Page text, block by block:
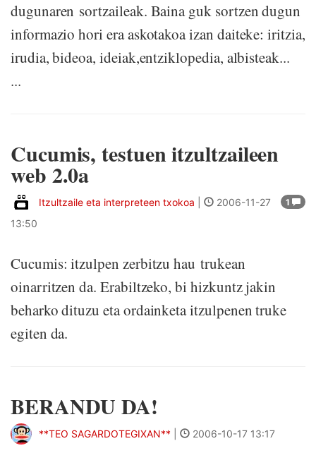
dugunaren sortzaileak. Baina guk sortzen dugun
informazio hori era askotakoa izan daiteke: iritzia,
irudia, bideoa, ideiak,entziklopedia, albisteak...
...
Cucumis, testuen itzultzaileen
web 2.0a
1
Itzultzaile eta interpreteen txokoa
2006-11-27
13:50
Cucumis: itzulpen zerbitzu hau trukean
oinarritzen da. Erabiltzeko, bi hizkuntz jakin
beharko dituzu eta ordainketa itzulpenen truke
egiten da.
BERANDU DA!
**TEO SAGARDOTEGIXAN** 2006-10-17 13:17